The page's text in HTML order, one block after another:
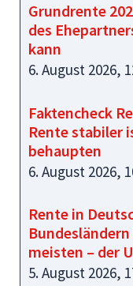
Grundrente
des
kann
6. August 2026,
Faktencheck
Rente stabiler
behaupten
6. August 2026,
Rente in
meisten – der
5. August 2026,